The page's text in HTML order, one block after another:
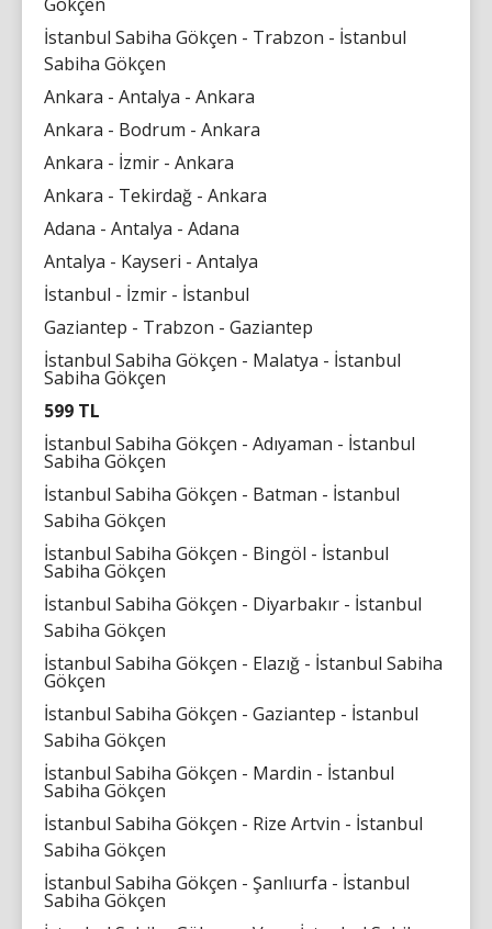
İstanbul Sabiha Gökçen - Trabzon - İstanbul
Sabiha Gökçen
Ankara - Antalya - Ankara
Ankara - Bodrum - Ankara
Ankara - İzmir - Ankara
Ankara - Tekirdağ - Ankara
Adana - Antalya - Adana
Antalya - Kayseri - Antalya
İstanbul - İzmir - İstanbul
Gaziantep - Trabzon - Gaziantep
İstanbul Sabiha Gökçen - Malatya - İstanbul
Sabiha Gökçen
599 TL
İstanbul Sabiha Gökçen - Adıyaman - İstanbul
Sabiha Gökçen
İstanbul Sabiha Gökçen - Batman - İstanbul
Sabiha Gökçen
İstanbul Sabiha Gökçen - Bingöl - İstanbul
Sabiha Gökçen
İstanbul Sabiha Gökçen - Diyarbakır - İstanbul
Sabiha Gökçen
İstanbul Sabiha Gökçen - Elazığ - İstanbul Sabiha
Gökçen
İstanbul Sabiha Gökçen - Gaziantep - İstanbul
Sabiha Gökçen
İstanbul Sabiha Gökçen - Mardin - İstanbul
Sabiha Gökçen
İstanbul Sabiha Gökçen - Rize Artvin - İstanbul
Sabiha Gökçen
İstanbul Sabiha Gökçen - Şanlıurfa - İstanbul
Sabiha Gökçen